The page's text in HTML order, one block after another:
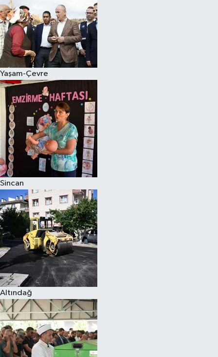
Yaşam-Çevre
Sincan
Altındağ